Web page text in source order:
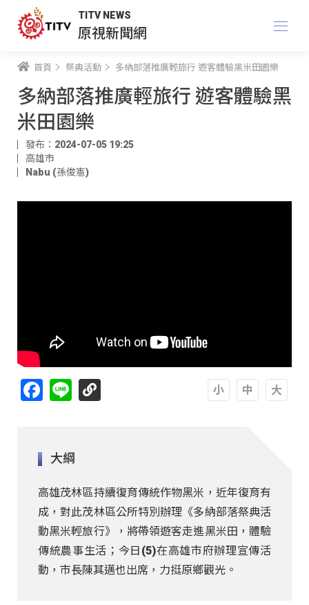
TITV NEWS
原視新聞網
首頁 祭典活動 多納部落推廣輕旅行 遊客體驗黑米田園樂
多納部落推廣輕旅行 遊客體驗黑
米田園樂
發布：2024-07-05 19:25
高雄市
Nabu (孫俊憲)
Facebook
Line
大綱
高雄茂林區持續復育傳統作物黑米，近年復育有
成，對此茂林區公所特別辦理《多納部落祭典活
動黑米輕旅行》，將帶領遊客走進黑米田，體驗
傳統農事生活；今日(5)在高雄市府辦理宣傳活
動，市長陳其邁也出席，力挺原鄉觀光。